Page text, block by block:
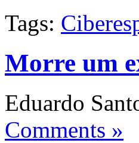
Tags:
Morre um
Eduardo
Comments »